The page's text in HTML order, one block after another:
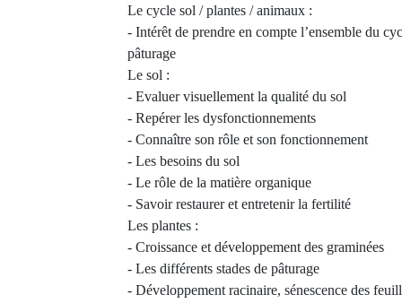
Le cycle sol / plantes / animaux :
- Intérêt de prendre en compte l’ensemble du
pâturage
Le sol :
- Evaluer visuellement la qualité du sol
- Repérer les dysfonctionnements
- Connaître son rôle et son fonctionnement
- Les besoins du sol
- Le rôle de la matière organique
- Savoir restaurer et entretenir la fertilité
Les plantes :
- Croissance et développement des graminées
- Les différents stades de pâturage
- Développement racinaire, sénescence des